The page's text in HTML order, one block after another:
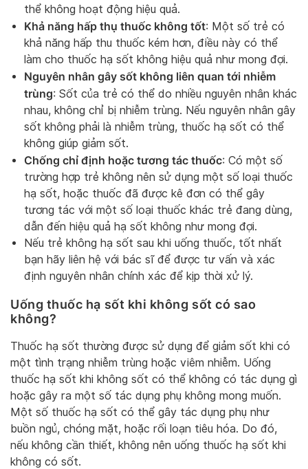
thể không hoạt động hiệu quả.
Khả năng hấp thụ thuốc không tốt: Một số trẻ có
khả năng hấp thu thuốc kém hơn, điều này có thể
làm cho thuốc hạ sốt không hiệu quả như mong đợi.
Nguyên nhân gây sốt không liên quan tới nhiễm
trùng: Sốt của trẻ có thể do nhiều nguyên nhân khác
nhau, không chỉ bị nhiễm trùng. Nếu nguyên nhân gây
sốt không phải là nhiễm trùng, thuốc hạ sốt có thể
không giúp giảm sốt.
Chống chỉ định hoặc tương tác thuốc: Có một số
trường hợp trẻ không nên sử dụng một số loại thuốc
hạ sốt, hoặc thuốc đã được kê đơn có thể gây
tương tác với một số loại thuốc khác trẻ đang dùng,
dẫn đến hiệu quả hạ sốt không như mong đợi.
Nếu trẻ không hạ sốt sau khi uống thuốc, tốt nhất
bạn hãy liên hệ với bác sĩ để được tư vấn và xác
định nguyên nhân chính xác để kịp thời xử lý.
Uống thuốc hạ sốt khi không sốt có sao
không?
Thuốc hạ sốt thường được sử dụng để giảm sốt khi có
một tình trạng nhiễm trùng hoặc viêm nhiễm. Uống
thuốc hạ sốt khi không sốt có thể không có tác dụng gì
hoặc gây ra một số tác dụng phụ không mong muốn.
Một số thuốc hạ sốt có thể gây tác dụng phụ như
buồn ngủ, chóng mặt, hoặc rối loạn tiêu hóa. Do đó,
nếu không cần thiết, không nên uống thuốc hạ sốt khi
không có sốt.